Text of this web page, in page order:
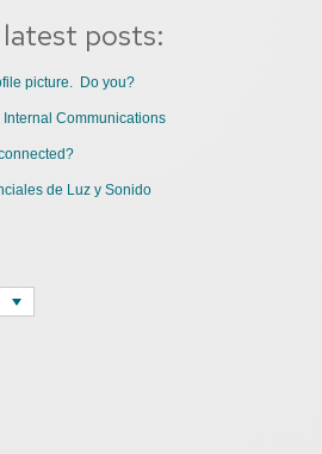
posts:
picture. Do you?
Communications
de Luz y Sonido